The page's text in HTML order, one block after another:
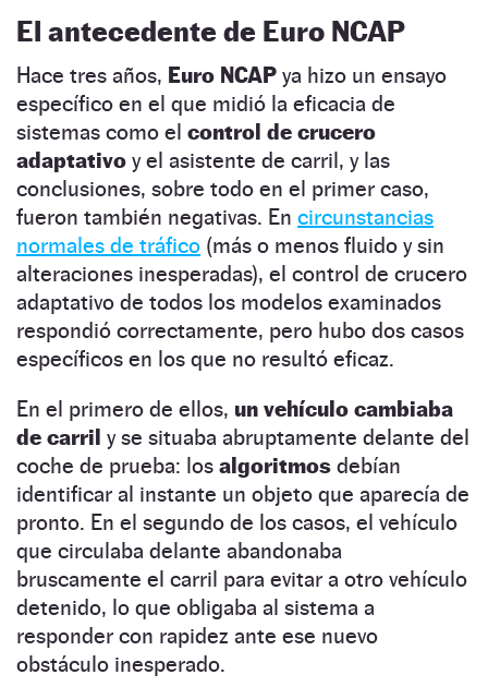
El antecedente de Euro NCAP
Hace tres años, Euro NCAP ya hizo un ensayo
específico en el que midió la eficacia de
sistemas como el control de crucero
adaptativo y el asistente de carril, y las
conclusiones, sobre todo en el primer caso,
fueron también negativas. En circunstancias
normales de tráfico (más o menos fluido y sin
alteraciones inesperadas), el control de crucero
adaptativo de todos los modelos examinados
respondió correctamente, pero hubo dos casos
específicos en los que no resultó eficaz.
En el primero de ellos, un vehículo cambiaba
de carril y se situaba abruptamente delante del
coche de prueba: los algoritmos debían
identificar al instante un objeto que aparecía de
pronto. En el segundo de los casos, el vehículo
que circulaba delante abandonaba
bruscamente el carril para evitar a otro vehículo
detenido, lo que obligaba al sistema a
responder con rapidez ante ese nuevo
obstáculo inesperado.